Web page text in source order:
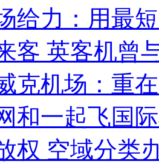
给力：用最
客 英客机曾
克机场：重
和一起飞国
权 空域分类